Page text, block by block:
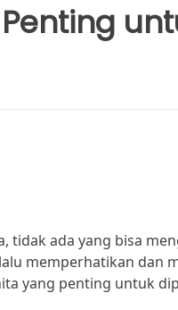
tidak ada yang bisa
memperhatikan dan
yang penting untuk